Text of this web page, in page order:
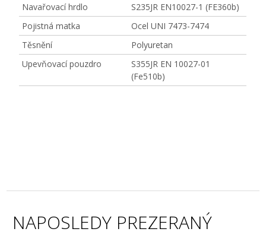
Navařovací hrdlo
S235JR EN10027-1 (FE360b)
Pojistná matka
Ocel UNI 7473-7474
Těsnění
Polyuretan
Upevňovací pouzdro
S355JR EN 10027-01
(Fe510b)
NAPOSLEDY PREZERANÝ